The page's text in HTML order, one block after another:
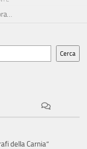
Cerca
della Carnia”